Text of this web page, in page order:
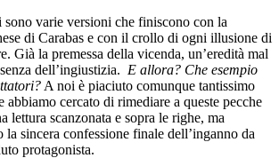
sono varie versioni che finiscono con la
di Carabas e con il crollo di ogni illusione di
Già la premessa della vicenda, un’eredità mal
dell’ingiustizia. E allora? Che esempio
A noi è piaciuto comunque tantissimo
abbiamo cercato di rimediare a queste pecche
lettura scanzonata e sopra le righe, ma
la sincera confessione finale dell’inganno da
protagonista.